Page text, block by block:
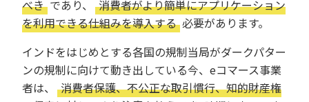
べき であり、
消費者がより簡単にアプリケーション
を利用できる仕組みを導入する 必要があります。
インドをはじめとする各国の規制当局がダークパター
ンの規制に向けて動き出している今、eコマース事業
者は、
消費者保護、不公正な取引慣行、知的財産権